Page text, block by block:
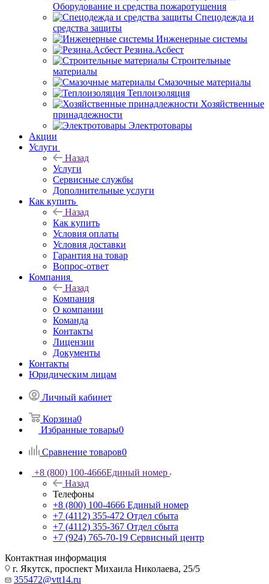
Оборудование и средства пожаротушения
Спецодежда и
средства защиты
Инженерные системы
Резина.Асбест
Строительные
материалы
Смазочные материалы
Теплоизоляция
Хозяйственные
принадлежности
Электротовары
Акции
Услуги
Назад
Услуги
Сервисные службы
Дополнительные услуги
Как купить
Назад
Как купить
Условия оплаты
Условия доставки
Гарантия на товар
Вопрос-ответ
Компания
Назад
Компания
О компании
Команда
Контакты
Лицензии
Документы
Контакты
Юридическим лицам
Личный кабинет
Корзина0
Избранные товары0
Сравнение товаров0
+8 (800) 100-4666Единый номер
Назад
Телефоны
+8 (800) 100-4666 Единый номер
+7 (4112) 355-472 Отдел сбыта
+7 (4112) 355-367 Отдел сбыта
+7 (924) 765-70-19 Сервисный центр
Контактная информация
г. Якутск, проспект Михаила Николаева, 25/5
355472@vtt14.ru